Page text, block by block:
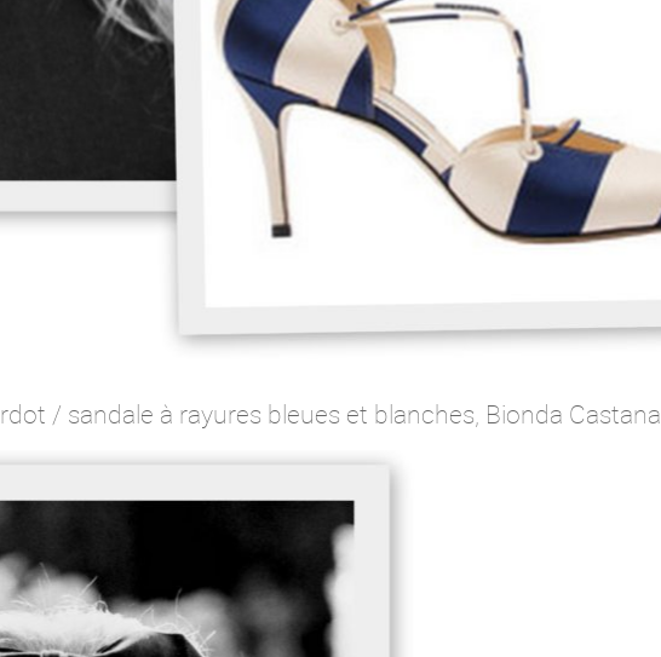
/ sandale à rayures bleues et blanches, Bionda Castana